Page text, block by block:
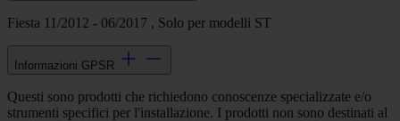
Fiesta 11/2012 - 06/2017 , Solo per modelli ST
Informazioni GPSR
Questi sono prodotti che richiedono conoscenze specializzate e/o
strumenti specifici per l'installazione. I prodotti non sono destinati al